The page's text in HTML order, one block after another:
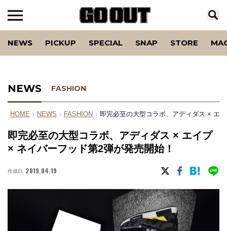
NEWS PICKUP SPECIAL SNAP STORE
NEWS FASHION
HOME › NEWS › FASHION › 即完必至の大型コラボ、アディダス × エ
即完必至の大型コラボ、アディダス × エイプ
× ネイバーフッド第2弾が発売開始！
作成日 2019.04.19